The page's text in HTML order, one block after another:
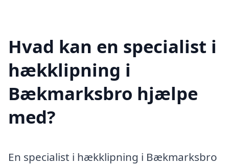
Hvad kan en specialist i
hækklipning i
Bækmarksbro hjælpe
med?
En specialist i hækklipning i Bækmarksbro